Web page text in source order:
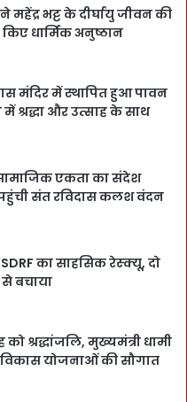
महेंद्र भट्ट के दीर्घायु जीवन की
धार्मिक अनुष्ठान
मंदिर में स्थापित हुआ पावन
श्रद्धा और उत्साह के साथ
एकता का संदेश
संत रविदास कलश वंदन
का साहसिक रेस्क्यू, दो
बचाया
श्रद्धांजलि, मुख्यमंत्री धामी
विकास योजनाओं की सौगात